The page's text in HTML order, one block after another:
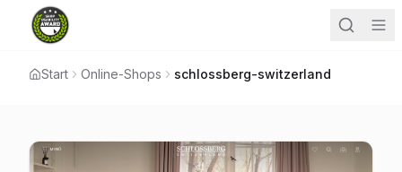
Start Online-Shops schlossberg-switzerland